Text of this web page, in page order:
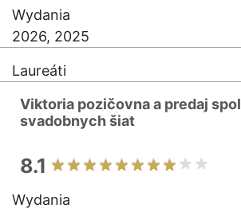
Wydania
2026, 2025
Laureáti
Viktoria pozičovna a predaj
svadobnych šiat
8.1
Wydania